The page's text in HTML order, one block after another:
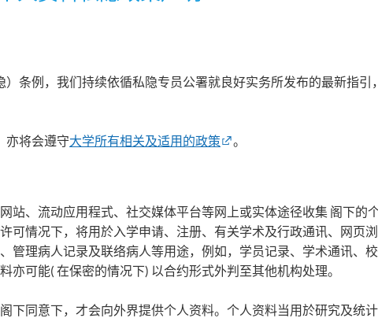
）条例，我们持续依循私隐专员公署就良好实务所发布的最新指
亦将会遵守大学所有相关及适用的政策 。
站、流动应用程式、社交媒体平台等网上或实体途径收集 阁下的
可情况下，将用於入学申请、注册、有关学术及行政通讯、网页
管理病人记录及联络病人等用途，例如，学员记录、学术通讯、
亦可能( 在保密的情况下) 以合约形式外判至其他机构处理。
同意下，才会向外界提供个人资料。个人资料当用於研究及统